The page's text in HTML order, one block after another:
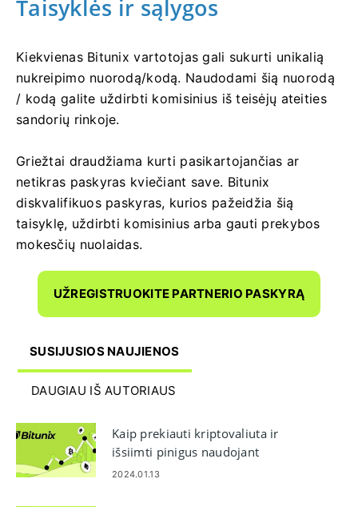
Taisyklės ir sąlygos
Kiekvienas Bitunix vartotojas gali sukurti unikalią
nukreipimo nuorodą/kodą. Naudodami šią nuorodą
/ kodą galite uždirbti komisinius iš teisėjų ateities
sandorių rinkoje.
Griežtai draudžiama kurti pasikartojančias ar
netikras paskyras kviečiant save. Bitunix
diskvalifikuos paskyras, kurios pažeidžia šią
taisyklę, uždirbti komisinius arba gauti prekybos
mokesčių nuolaidas.
UŽREGISTRUOKITE PARTNERIO PASKYRĄ
SUSIJUSIOS NAUJIENOS
DAUGIAU IŠ AUTORIAUS
Kaip prekiauti kriptovaliuta ir
išsiimti pinigus naudojant
„Bitunix“.
2024.01.13